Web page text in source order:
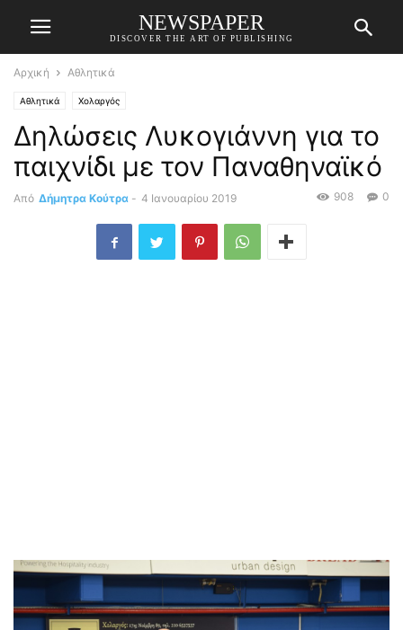
NEWSPAPER
DISCOVER THE ART OF PUBLISHING
Αρχική Αθλητικά
Αθλητικά Χολαργός
Δηλώσεις Λυκογιάννη για το
παιχνίδι με τον Παναθηναϊκό
Από Δήμητρα Κούτρα - 4 Ιανουαρίου 2019 0
908